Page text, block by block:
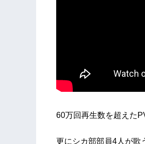
60万回再生数を超えた
更にシカ部部員4人が歌